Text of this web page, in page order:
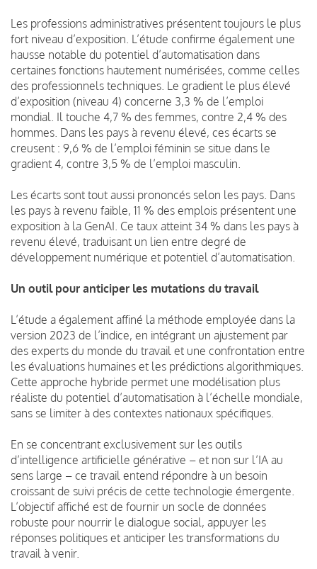
Les professions administratives présentent toujours le plus
fort niveau d’exposition. L’étude confirme également une
hausse notable du potentiel d’automatisation dans
certaines fonctions hautement numérisées, comme celles
des professionnels techniques. Le gradient le plus élevé
d’exposition (niveau 4) concerne 3,3 % de l’emploi
mondial. Il touche 4,7 % des femmes, contre 2,4 % des
hommes. Dans les pays à revenu élevé, ces écarts se
creusent : 9,6 % de l’emploi féminin se situe dans le
gradient 4, contre 3,5 % de l’emploi masculin.
Les écarts sont tout aussi prononcés selon les pays. Dans
les pays à revenu faible, 11 % des emplois présentent une
exposition à la GenAI. Ce taux atteint 34 % dans les pays à
revenu élevé, traduisant un lien entre degré de
développement numérique et potentiel d’automatisation.
Un outil pour anticiper les mutations du travail
L’étude a également affiné la méthode employée dans la
version 2023 de l’indice, en intégrant un ajustement par
des experts du monde du travail et une confrontation entre
les évaluations humaines et les prédictions algorithmiques.
Cette approche hybride permet une modélisation plus
réaliste du potentiel d’automatisation à l’échelle mondiale,
sans se limiter à des contextes nationaux spécifiques.
En se concentrant exclusivement sur les outils
d’intelligence artificielle générative – et non sur l’IA au
sens large – ce travail entend répondre à un besoin
croissant de suivi précis de cette technologie émergente.
L’objectif affiché est de fournir un socle de données
robuste pour nourrir le dialogue social, appuyer les
réponses politiques et anticiper les transformations du
travail à venir.